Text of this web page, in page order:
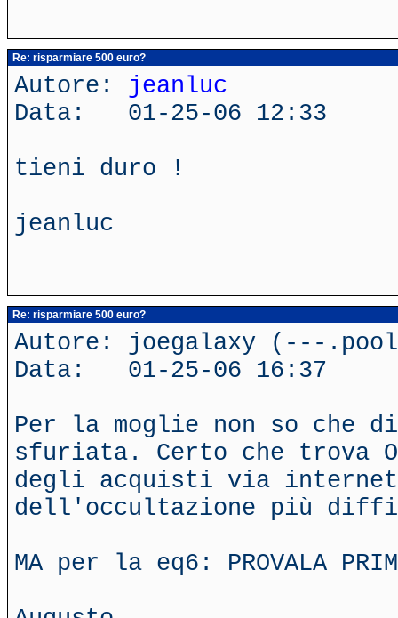
Re: risparmiare 500 euro?
Autore: jeanluc
Data: 01-25-06 12:33
tieni duro !
jeanluc
Re: risparmiare 500 euro?
Autore: joegalaxy (---
Data: 01-25-06 16:37
Per la moglie non so che
sfuriata. Certo che trova
degli acquisti via
dell'occultazione più
MA per la eq6: PROVALA